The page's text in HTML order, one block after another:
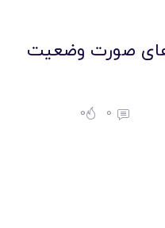
صورت وضعیت
0
0